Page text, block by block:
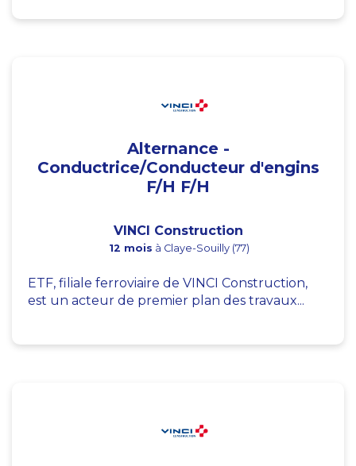
Alternance -
Conductrice/Conducteur d'engins
F/H F/H
VINCI Construction
12 mois à Claye-Souilly (77)
ETF, filiale ferroviaire de VINCI Construction,
est un acteur de premier plan des travaux...